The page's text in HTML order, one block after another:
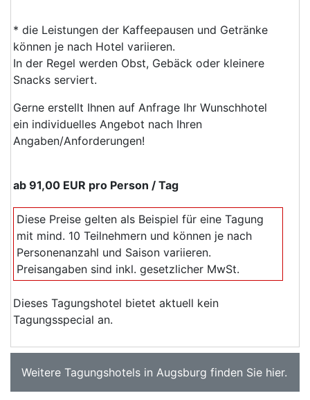
* die Leistungen der Kaffeepausen und Getränke
können je nach Hotel variieren.
In der Regel werden Obst, Gebäck oder kleinere
Snacks serviert.
Gerne erstellt Ihnen auf Anfrage Ihr Wunschhotel
ein individuelles Angebot nach Ihren
Angaben/Anforderungen!
ab 91,00 EUR pro Person / Tag
Diese Preise gelten als Beispiel für eine Tagung
mit mind. 10 Teilnehmern und können je nach
Personenanzahl und Saison variieren.
Preisangaben sind inkl. gesetzlicher MwSt.
Dieses Tagungshotel bietet aktuell kein
Tagungsspecial an.
Weitere Tagungshotels in Augsburg finden Sie hier.